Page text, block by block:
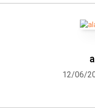
12/06/